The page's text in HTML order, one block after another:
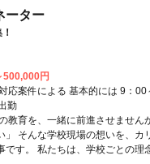
ーター
500,000円
応案件による 基本的には 9：
勤
教育を、一緒に前進させません
」 そんな学校現場の想いを、カ
です。 私たちは、学校ごとの理